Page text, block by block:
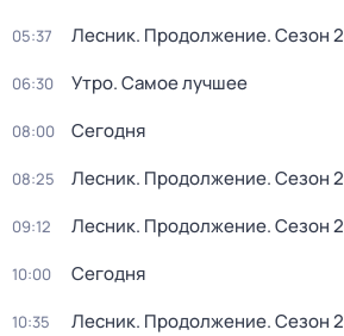
05:37 Лесник. Продолжение. Сезон 2
06:30 Утро. Самое лучшее
08:00 Сегодня
08:25 Лесник. Продолжение. Сезон 2
09:12 Лесник. Продолжение. Сезон 2
10:00 Сегодня
10:35 Лесник. Продолжение. Сезон 2